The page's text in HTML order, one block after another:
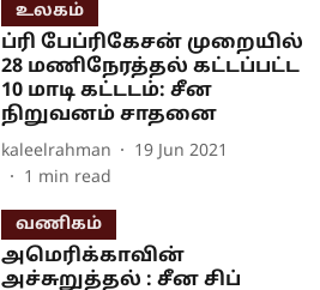
உலகம்
ப்ரி பேப்ரிகேசன் முறையில்
28 மணிநேரத்தல் கட்டப்பட்ட
10 மாடி கட்டடம்: சீன
நிறுவனம் சாதனை
kaleelrahman
19 Jun 2021
1 min read
வணிகம்
அமெரிக்காவின்
அச்சுறுத்தல் : சீன சிப்